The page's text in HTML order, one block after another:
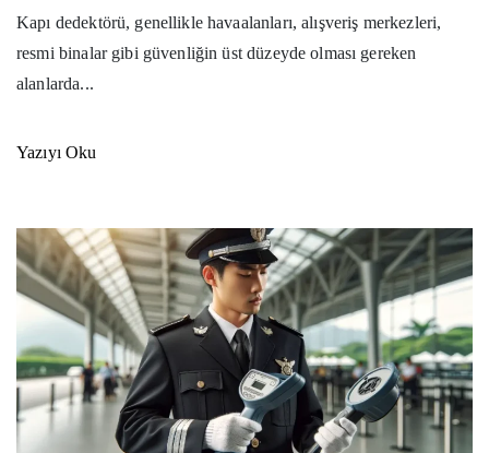
Kapı dedektörü, genellikle havaalanları, alışveriş merkezleri,
resmi binalar gibi güvenliğin üst düzeyde olması gereken
alanlarda...
Yazıyı Oku